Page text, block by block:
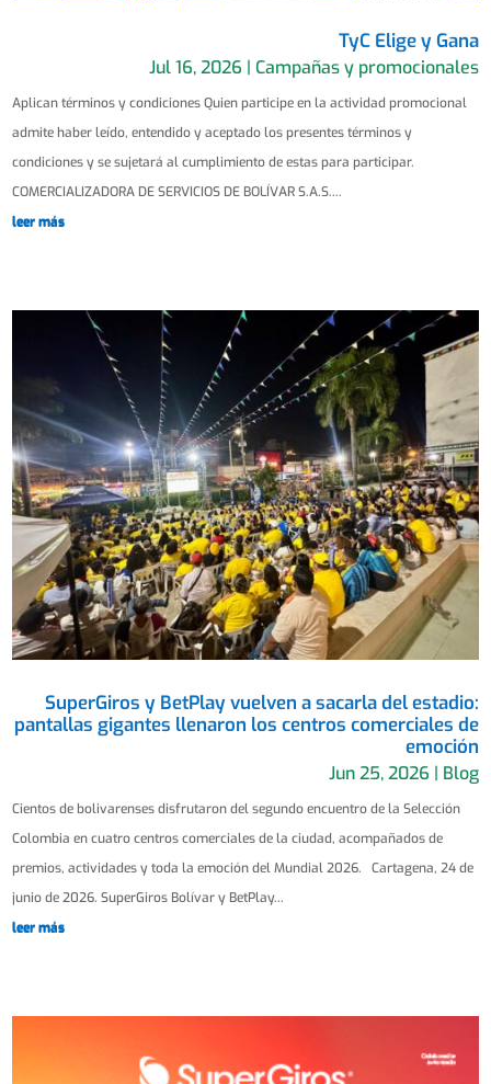
TyC Elige y Gana
Jul 16, 2026 | Campañas y promocionales
Aplican términos y condiciones Quien participe en la actividad promocional
admite haber leído, entendido y aceptado los presentes términos y
condiciones y se sujetará al cumplimiento de estas para participar.
COMERCIALIZADORA DE SERVICIOS DE BOLÍVAR S.A.S....
leer más
SuperGiros y BetPlay vuelven a sacarla del estadio:
pantallas gigantes llenaron los centros comerciales de
emoción
Jun 25, 2026 | Blog
Cientos de bolivarenses disfrutaron del segundo encuentro de la Selección
Colombia en cuatro centros comerciales de la ciudad, acompañados de
premios, actividades y toda la emoción del Mundial 2026. Cartagena, 24 de
junio de 2026. SuperGiros Bolívar y BetPlay...
leer más